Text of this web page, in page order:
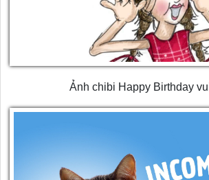
Ảnh chibi Happy Birthday